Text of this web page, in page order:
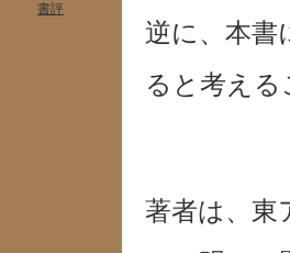
逆に、本書
ると考え
著者は、東
書評